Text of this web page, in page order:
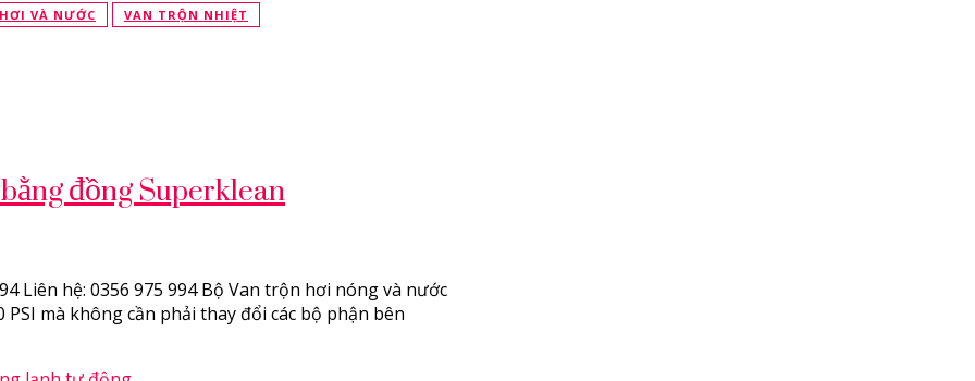
VÀ NƯỚC
VAN TRỘN NHIỆT
đồng Superklean
Liên hệ: 0356 975 994 Bộ Van trộn hơi nóng và nước
mà không cần phải thay đổi các bộ phận bên